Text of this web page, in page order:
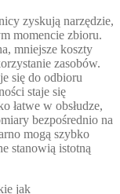
zyskują narzędzie,
momencie zbioru.
mniejsze koszty
zasobów.
się do odbioru
staje się
łatwe w obsłudze,
bezpośrednio na
mogą szybko
stanowią istotną
jak